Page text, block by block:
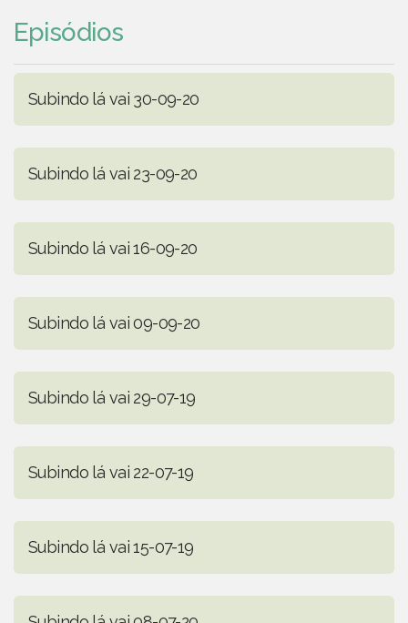
Episódios
Subindo lá vai 30-09-20
Subindo lá vai 23-09-20
Subindo lá vai 16-09-20
Subindo lá vai 09-09-20
Subindo lá vai 29-07-19
Subindo lá vai 22-07-19
Subindo lá vai 15-07-19